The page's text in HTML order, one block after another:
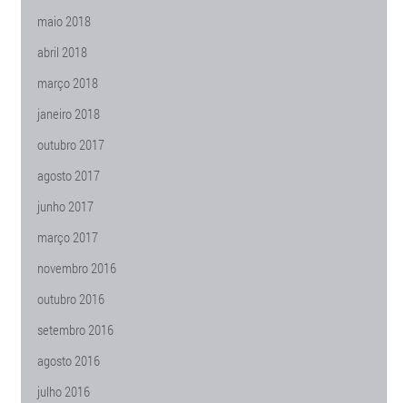
maio 2018
abril 2018
março 2018
janeiro 2018
outubro 2017
agosto 2017
junho 2017
março 2017
novembro 2016
outubro 2016
setembro 2016
agosto 2016
julho 2016